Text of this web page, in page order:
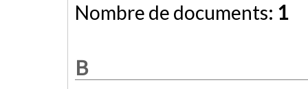
Nombre de documents: 1
B